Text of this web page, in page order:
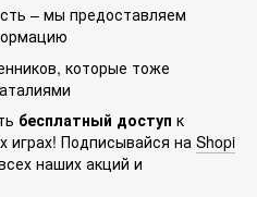
– мы предоставляем
которые тоже
бесплатный доступ к
играх! Подписывайся на Shopi
наших акций и